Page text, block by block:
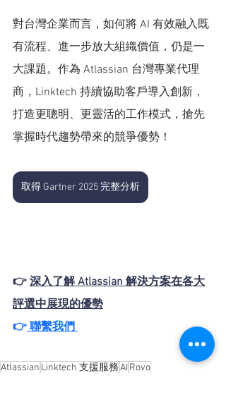
對台灣企業而言， 如何將 AI 有效融入既
有流程、進一步放大組織價值，仍是一
大課題。作為 Atlassian 台灣專業代理
商，Linktech 持續協助客戶導入創新，
打造更聰明、更靈活的工作模式，搶先
掌握時代趨勢帶來的競爭優勢！
取得 Gartner 2025 完整分析
👉 深入了解 Atlassian 解決方案在各大
評選中展現的優勢
👉 聯繫我們
Atlassian Linktech 支援服務AI Rovo